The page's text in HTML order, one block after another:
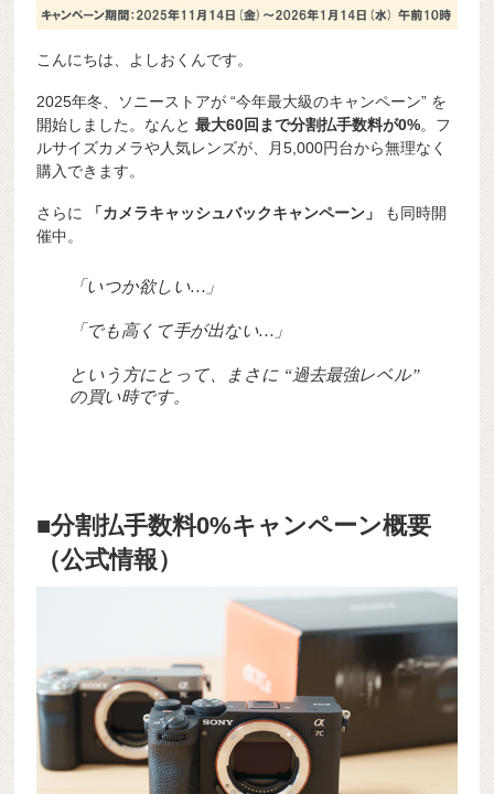
こんにちは、よしおくんです。
2025年冬、ソニーストアが “今年最大級のキャンペーン” を
開始しました。なんと最大60回まで分割払手数料が0%。フ
ルサイズカメラや人気レンズが、月5,000円台から無理なく
購入できます。
さらに 「カメラキャッシュバックキャンペーン」
も同時開
催中。
「いつか欲しい…」
「でも高くて手が出ない…」
という方にとって、まさに “過去最強レベル”
の買い時です。
■分割払手数料0%キャンペーン概要
（公式情報）